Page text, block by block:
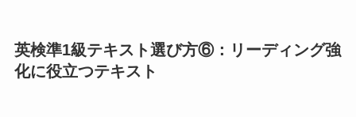
英検準1級テキスト選び方⑥：リーディング強
化に役立つテキスト